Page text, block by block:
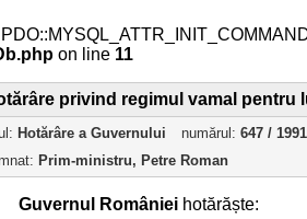
on line 11
privind regimul vamal pentru
Hotărâre a Guvernului numărul: 647 / 1991
Prim-ministru, Petre Roman
Guvernul României hotărăște: